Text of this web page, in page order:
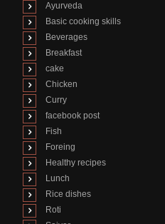
Ayurveda
Basic cooking skills
Beverages
Breakfast
cake
Chicken
Curry
facebook post
Fish
Foreing
Healthy recipes
Lunch
Rice dishes
Roti